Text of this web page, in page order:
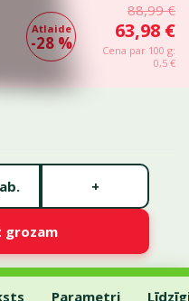
Atlaide
-28 %
88,99 €
63,98 €
Cena par 100 g:
0,5 €
+
grozam
and Potato, 12,5 kg
Parametri